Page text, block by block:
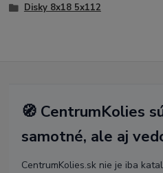
Disky 8x18 5x112
🧭 CentrumKolies
samotné, ale aj
CentrumKolies.sk nie je iba